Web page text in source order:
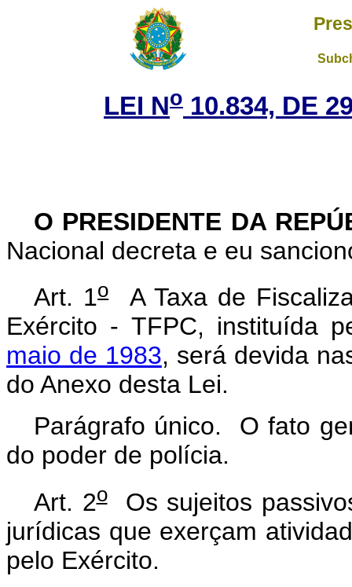
LEI No 10.834, DE
O PRESIDENTE DA
Nacional decreta e eu
Art. 1oA Taxa de
Exército - TFPC, instituída
maio de 1983, será devida
do Anexo desta Lei.
Parágrafo único. O fato
do poder de polícia.
Art. 2oOs sujeitos
jurídicas que exerçam
pelo Exército.